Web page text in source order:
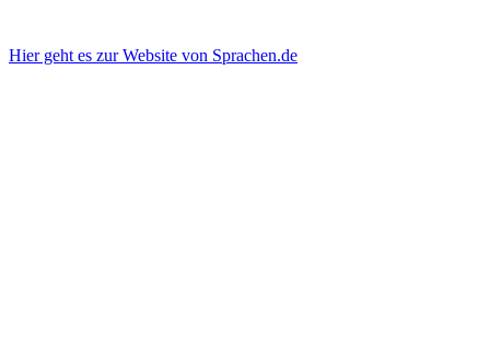
Hier geht es zur Website von Sprachen.de